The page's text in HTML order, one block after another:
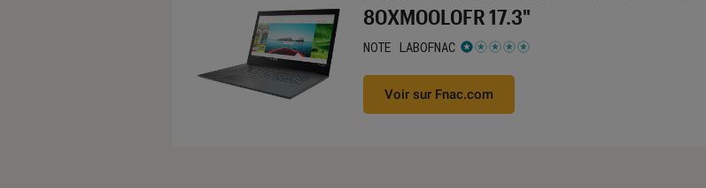
80XM00L0FR 17.3"
NOTE LABOFNAC
Noté 1 étoiles sur 5
Voir sur Fnac.com